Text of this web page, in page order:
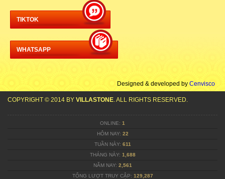
TIKTOK
WHATSAPP
Designed & developed by Cenvisco
COPYRIGHT © 2014 BY VILLASTONE. ALL RIGHTS RESERVED.
ONLINE: 1
HÔM NAY: 22
TUẦN NÀY: 611
THÁNG NÀY: 1,688
NĂM NAY: 2,561
TỔNG LƯỢT TRUY CẬP: 129,287